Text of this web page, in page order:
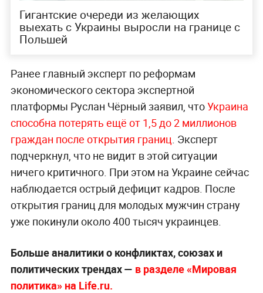
Гигантские очереди из желающих
выехать с Украины выросли на границе с
Польшей
Ранее главный эксперт по реформам
экономического сектора экспертной
платформы Руслан Чёрный заявил, чтоУкраина
способна потерять ещё от 1,5 до 2 миллионов
граждан после открытия границ . Эксперт
подчеркнул, что не видит в этой ситуации
ничего критичного. При этом на Украине сейчас
наблюдается острый дефицит кадров. После
открытия границ для молодых мужчин страну
уже покинули около 400 тысяч украинцев.
Больше аналитики о конфликтах, союзах и
политических трендах — в разделе «Мировая
политика» на Life.ru.